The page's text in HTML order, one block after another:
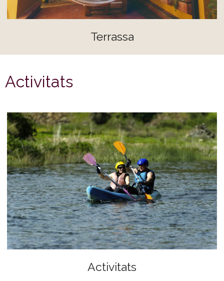
Terrassa
Activitats
Activitats